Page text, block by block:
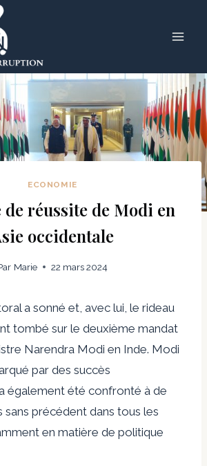
ECONOMIE
réussite de Modi en
occidentale
Marie 22 mars 2024
a sonné et, avec lui, le rideau
tombé sur le deuxième mandat
Narendra Modi en Inde. Modi
par des succès
également été confronté à de
précédent dans tous les
en matière de politique